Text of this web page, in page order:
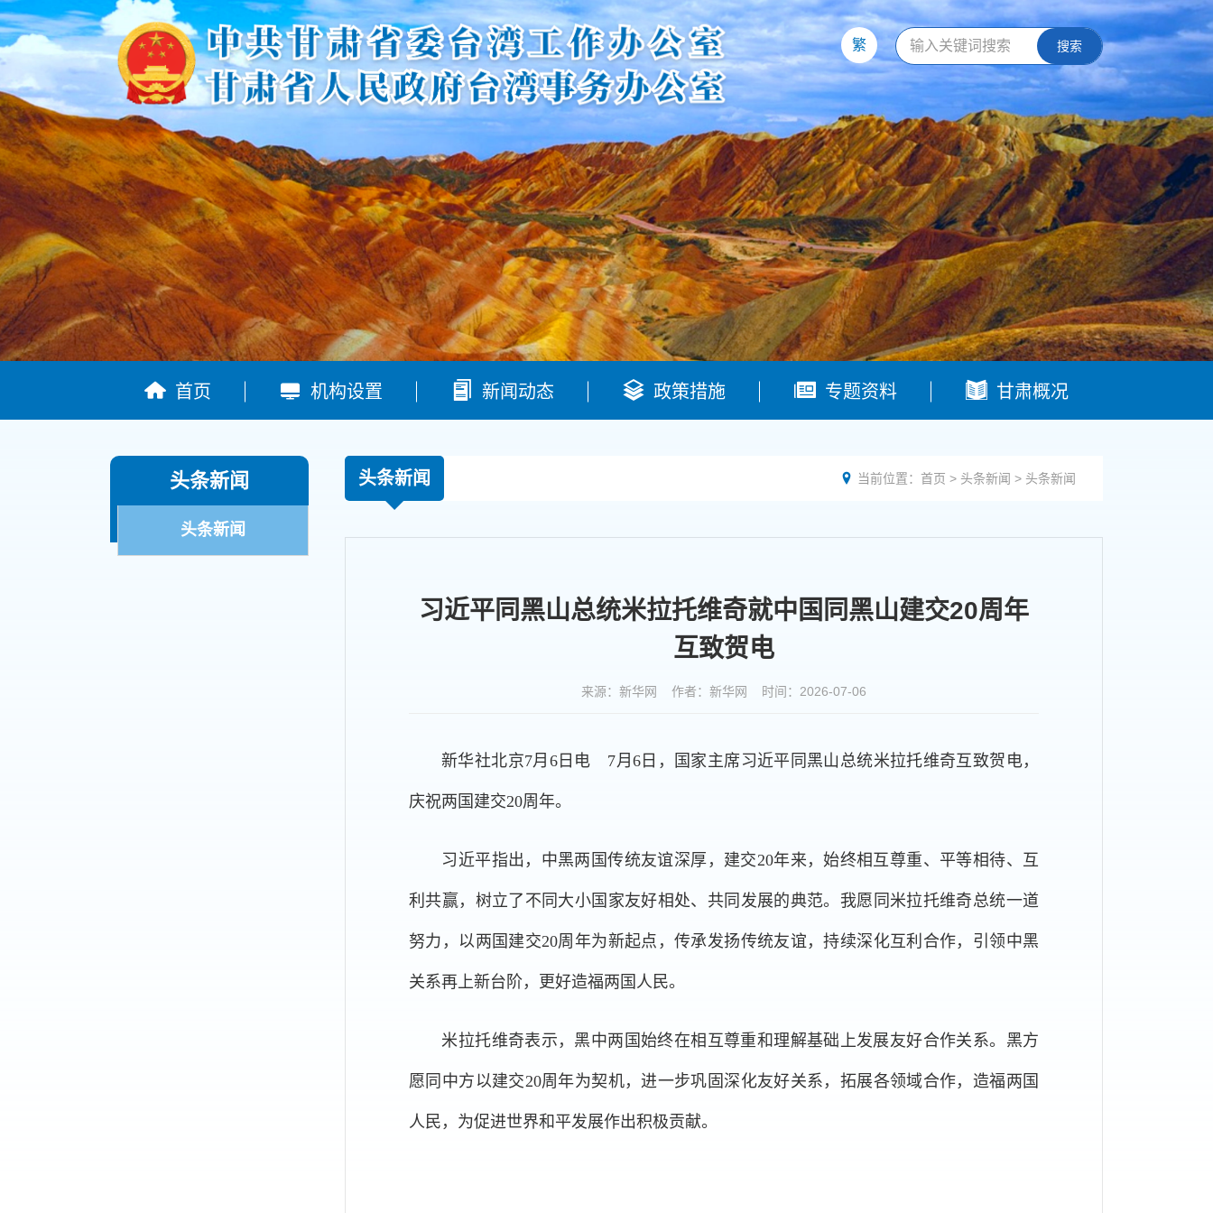
繁 搜索
 首页  机构设置  新闻动态  政策措施  专题资料  甘肃概况
头条新闻
头条新闻
头条新闻  当前位置： 首页 > 头条新闻 > 头条新闻
习近平同黑山总统米拉托维奇就中国同黑山建交20周年
互致贺电
来源：新华网 作者：新华网 时间：2026-07-06
新华社北京7月6日电 7月6日，国家主席习近平同黑山总统米拉托维奇互致贺电，
庆祝两国建交20周年。
习近平指出，中黑两国传统友谊深厚，建交20年来，始终相互尊重、平等相待、互
利共赢，树立了不同大小国家友好相处、共同发展的典范。我愿同米拉托维奇总统一道
努力，以两国建交20周年为新起点，传承发扬传统友谊，持续深化互利合作，引领中黑
关系再上新台阶，更好造福两国人民。
米拉托维奇表示，黑中两国始终在相互尊重和理解基础上发展友好合作关系。黑方
愿同中方以建交20周年为契机，进一步巩固深化友好关系，拓展各领域合作，造福两国
人民，为促进世界和平发展作出积极贡献。